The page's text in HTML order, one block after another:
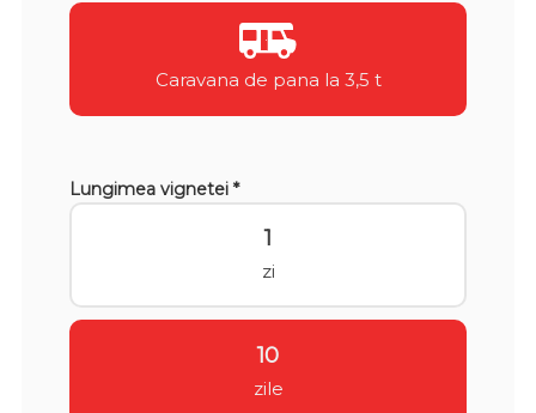
Caravana de pana la 3,5 t
Lungimea vignetei *
1
zi
10
zile